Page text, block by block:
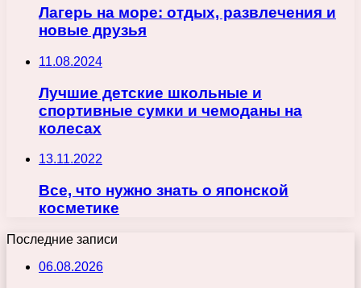
Лагерь на море: отдых, развлечения и
новые друзья
11.08.2024
Лучшие детские школьные и
спортивные сумки и чемоданы на
колесах
13.11.2022
Все, что нужно знать о японской
косметике
Последние записи
06.08.2026